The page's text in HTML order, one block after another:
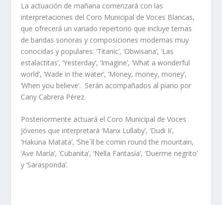
La actuación de mañana comenzará con las
interpretaciones del Coro Municipal de Voces Blancas,
que ofrecerá un variado repertorio que incluye temas
de bandas sonoras y composiciones modernas muy
conocidas y populares: ‘Titanic’, ‘Obwisana’, ‘Las
estalactitas’, ‘Yesterday’, ‘Imagine’, ‘What a wonderful
world’, ‘Wade in the water’, ‘Money, money, money’,
‘When you believe’. Serán acompañados al piano por
Cany Cabrera Pérez.
Posteriormente actuará el Coro Municipal de Voces
Jóvenes que interpretará ‘Manx Lullaby’, ‘Dudi Ii’,
‘Hakuna Matata’, ‘She´ll be comin round the mountain,
‘Ave María’, ‘Cubanita’, ‘Nella Fantasía’, ‘Duerme negrito’
y ‘Sarasponda’.